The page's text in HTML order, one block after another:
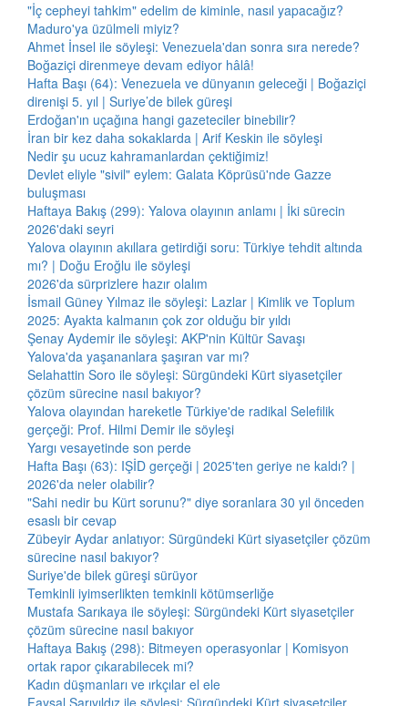
"İç cepheyi tahkim" edelim de kiminle, nasıl yapacağız?
Maduro'ya üzülmeli miyiz?
Ahmet İnsel ile söyleşi: Venezuela'dan sonra sıra nerede?
Boğaziçi direnmeye devam ediyor hâlâ!
Hafta Başı (64): Venezuela ve dünyanın geleceği | Boğaziçi
direnişi 5. yıl | Suriye’de bilek güreşi
Erdoğan'ın uçağına hangi gazeteciler binebilir?
İran bir kez daha sokaklarda | Arif Keskin ile söyleşi
Nedir şu ucuz kahramanlardan çektiğimiz!
Devlet eliyle "sivil" eylem: Galata Köprüsü'nde Gazze
buluşması
Haftaya Bakış (299): Yalova olayının anlamı | İki sürecin
2026'daki seyri
Yalova olayının akıllara getirdiği soru: Türkiye tehdit altında
mı? | Doğu Eroğlu ile söyleşi
2026'da sürprizlere hazır olalım
İsmail Güney Yılmaz ile söyleşi: Lazlar | Kimlik ve Toplum
2025: Ayakta kalmanın çok zor olduğu bir yıldı
Şenay Aydemir ile söyleşi: AKP'nin Kültür Savaşı
Yalova'da yaşananlara şaşıran var mı?
Selahattin Soro ile söyleşi: Sürgündeki Kürt siyasetçiler
çözüm sürecine nasıl bakıyor?
Yalova olayından hareketle Türkiye'de radikal Selefilik
gerçeği: Prof. Hilmi Demir ile söyleşi
Yargı vesayetinde son perde
Hafta Başı (63): IŞİD gerçeği | 2025'ten geriye ne kaldı? |
2026'da neler olabilir?
"Sahi nedir bu Kürt sorunu?" diye soranlara 30 yıl önceden
esaslı bir cevap
Zübeyir Aydar anlatıyor: Sürgündeki Kürt siyasetçiler çözüm
sürecine nasıl bakıyor?
Suriye'de bilek güreşi sürüyor
Temkinli iyimserlikten temkinli kötümserliğe
Mustafa Sarıkaya ile söyleşi: Sürgündeki Kürt siyasetçiler
çözüm sürecine nasıl bakıyor
Haftaya Bakış (298): Bitmeyen operasyonlar | Komisyon
ortak rapor çıkarabilecek mi?
Kadın düşmanları ve ırkçılar el ele
Faysal Sarıyıldız ile söyleşi: Sürgündeki Kürt siyasetçiler